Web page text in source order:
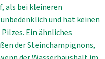
als bei kleineren
und hat keinen
Ein ähnliches
der Steinchampignons,